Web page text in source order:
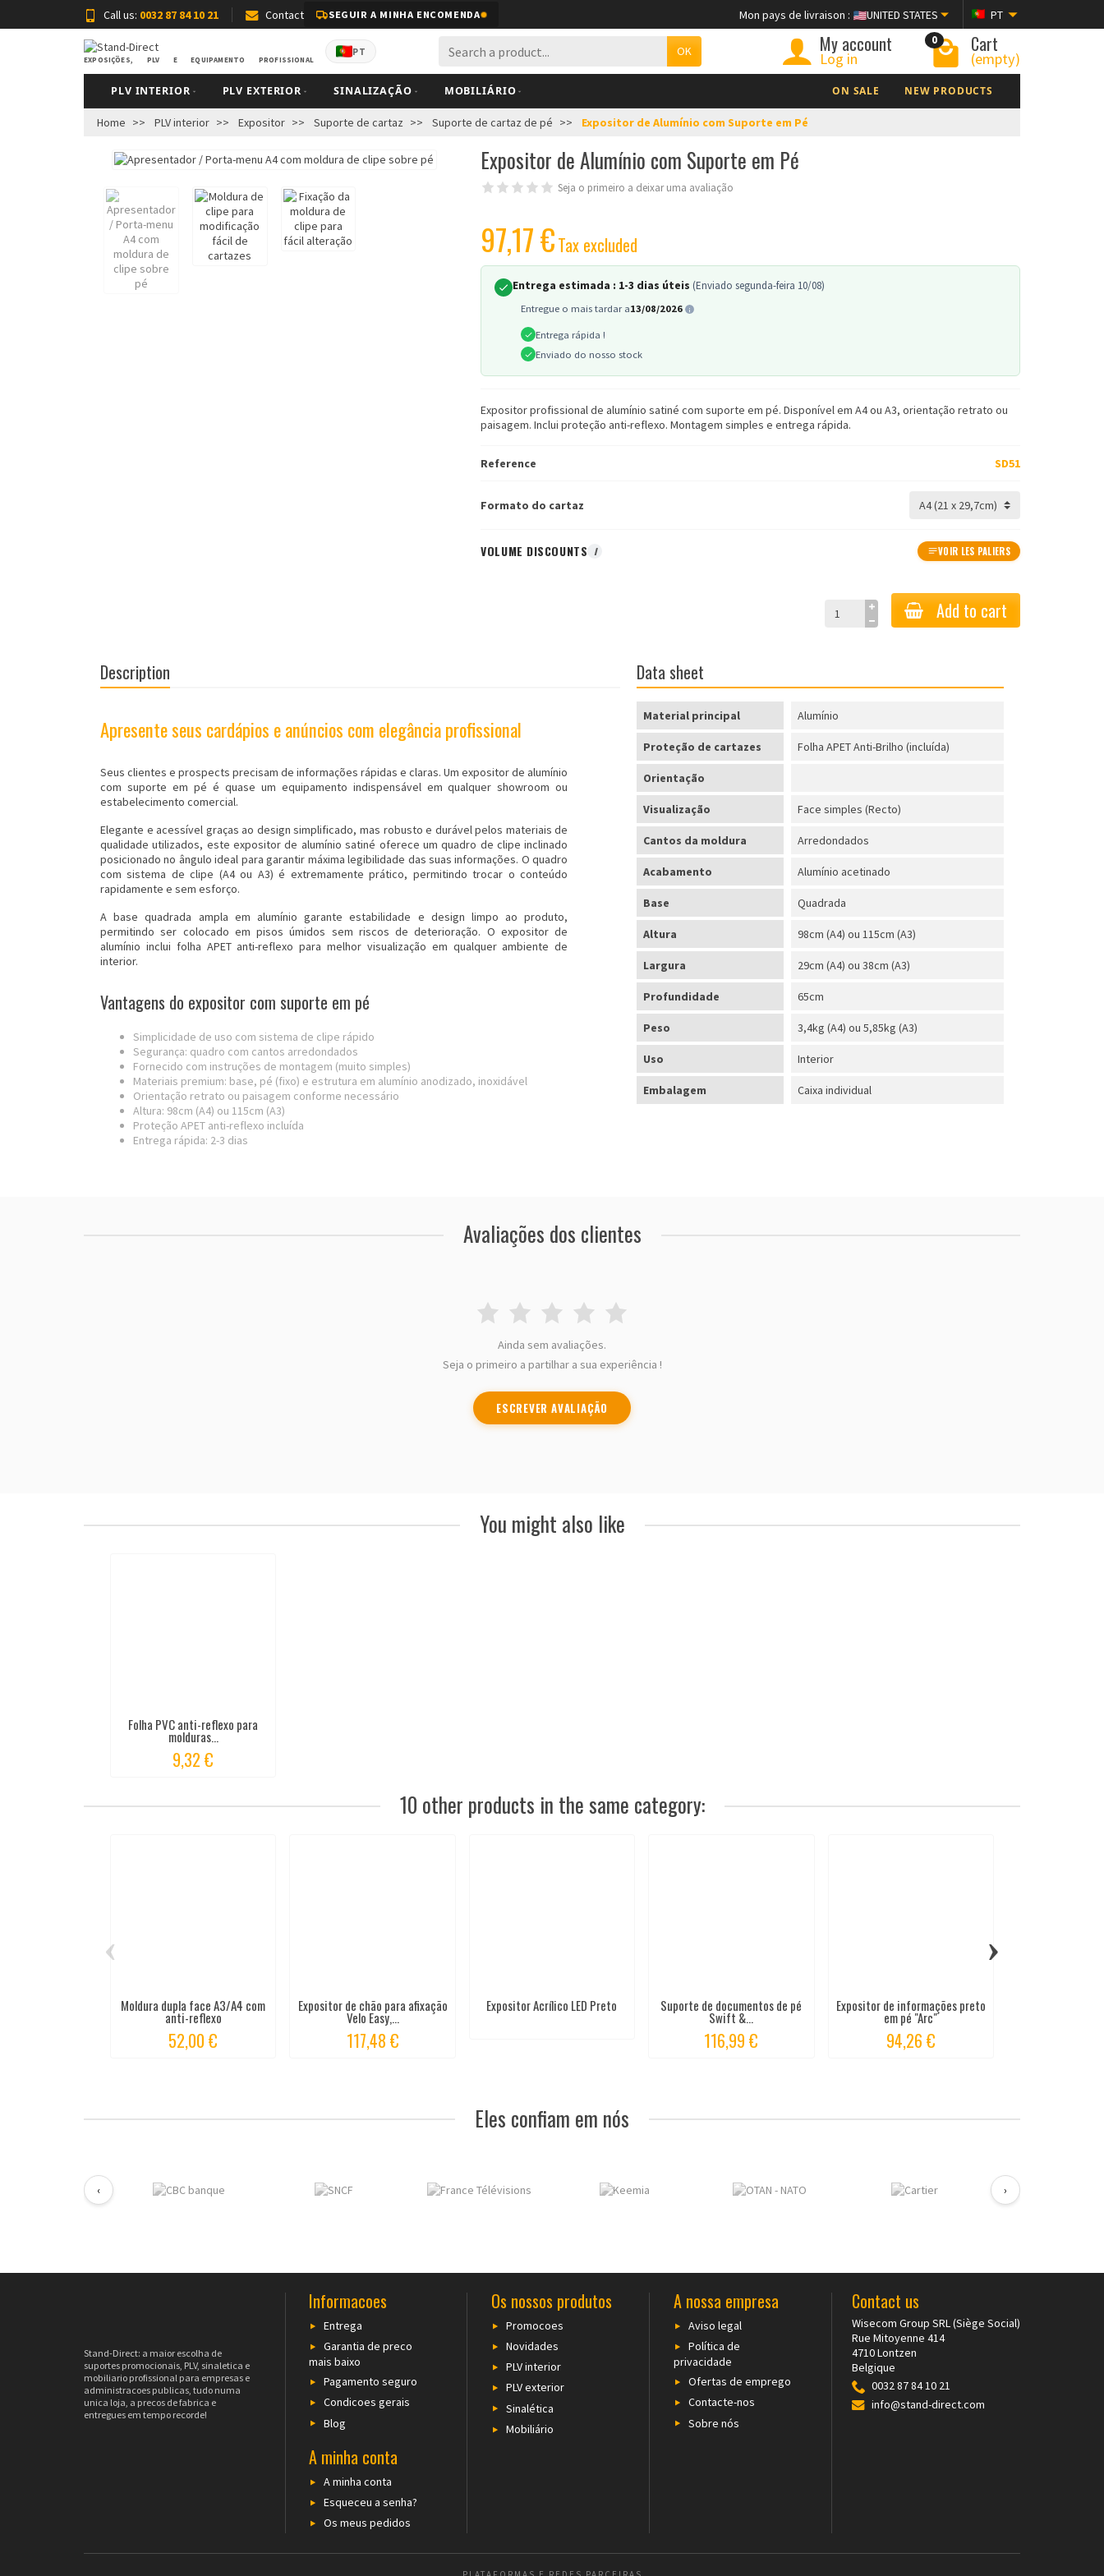
Mon pays de livraison : UNITED STATES
Call us: 0032 87 84 10 21 Contact SEGUIR A MINHA ENCOMENDA PT
EXPOSIÇÕES, PLV E EQUIPAMENTO PROFISSIONAL
PT OK My account
Log in
0 Cart
(empty)
PLV INTERIOR PLV EXTERIOR SINALIZAÇÃO MOBILIÁRIO ON SALE NEW PRODUCTS
Home PLV interior Expositor Suporte de cartaz Suporte de cartaz de pé Expositor de Alumínio com Suporte em Pé
Expositor de Alumínio com Suporte em Pé
Seja o primeiro a deixar uma avaliação
97,17 €Tax excluded
Entrega estimada : 1-3 dias úteis (Enviado segunda-feira 10/08)
Entregue o mais tardar a13/08/2026
Entrega rápida !
Enviado do nosso stock
Expositor profissional de alumínio satiné com suporte em pé. Disponível em A4 ou A3, orientação retrato ou
paisagem. Inclui proteção anti-reflexo. Montagem simples e entrega rápida.
Reference SD51
Formato do cartaz
VOLUME DISCOUNTS I VOIR LES PALIERS
Add to cart
Description
Apresente seus cardápios e anúncios com elegância profissional
Seus clientes e prospects precisam de informações rápidas e claras. Um expositor de alumínio
com suporte em pé é quase um equipamento indispensável em qualquer showroom ou
estabelecimento comercial.
Elegante e acessível graças ao design simplificado, mas robusto e durável pelos materiais de
qualidade utilizados, este expositor de alumínio satiné oferece um quadro de clipe inclinado
posicionado no ângulo ideal para garantir máxima legibilidade das suas informações. O quadro
com sistema de clipe (A4 ou A3) é extremamente prático, permitindo trocar o conteúdo
rapidamente e sem esforço.
A base quadrada ampla em alumínio garante estabilidade e design limpo ao produto,
permitindo ser colocado em pisos úmidos sem riscos de deterioração. O expositor de
alumínio inclui folha APET anti-reflexo para melhor visualização em qualquer ambiente de
interior.
Vantagens do expositor com suporte em pé
Simplicidade de uso com sistema de clipe rápido
Segurança: quadro com cantos arredondados
Fornecido com instruções de montagem (muito simples)
Materiais premium: base, pé (fixo) e estrutura em alumínio anodizado, inoxidável
Orientação retrato ou paisagem conforme necessário
Altura: 98cm (A4) ou 115cm (A3)
Proteção APET anti-reflexo incluída
Entrega rápida: 2-3 dias
Data sheet
Material principal Alumínio
Proteção de cartazes Folha APET Anti-Brilho (incluída)
Orientação
Visualização Face simples (Recto)
Cantos da moldura Arredondados
Acabamento Alumínio acetinado
Base Quadrada
Altura 98cm (A4) ou 115cm (A3)
Largura 29cm (A4) ou 38cm (A3)
Profundidade 65cm
Peso 3,4kg (A4) ou 5,85kg (A3)
Uso Interior
Embalagem Caixa individual
Avaliações dos clientes
Ainda sem avaliações.
Seja o primeiro a partilhar a sua experiência !
ESCREVER AVALIAÇÃO
You might also like
Folha PVC anti-reflexo para
molduras...
9,32 €
10 other products in the same category:
Moldura dupla face A3/A4 com
anti-reflexo
52,00 €
Expositor de chão para afixação
Velo Easy,...
117,48 €
Expositor Acrílico LED Preto Suporte de documentos de pé
Swift &...
116,99 €
Expositor de informações preto
em pé "Arc"
94,26 €
‹ ›
Eles confiam em nós
‹ ›
Stand-Direct: a maior escolha de
suportes promocionais, PLV, sinaletica e
mobiliario profissional para empresas e
administracoes publicas, tudo numa
unica loja, a precos de fabrica e
entregues em tempo recorde!
Informacoes
Entrega
Garantia de preco
mais baixo
Pagamento seguro
Condicoes gerais
Blog
A minha conta
A minha conta
Esqueceu a senha?
Os meus pedidos
Os nossos produtos
Promocoes
Novidades
PLV interior
PLV exterior
Sinalética
Mobiliário
A nossa empresa
Aviso legal
Política de
privacidade
Ofertas de emprego
Contacte-nos
Sobre nós
Contact us
Wisecom Group SRL (Siège Social)
Rue Mitoyenne 414
4710 Lontzen
Belgique
0032 87 84 10 21
info@stand-direct.com